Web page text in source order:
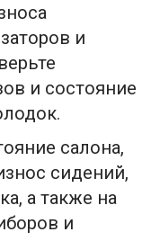
и
и состояние
салона,
сидений,
а также на
и